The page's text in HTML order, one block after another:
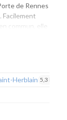
de Rennes
Facilement
commun, elle
louer
Loc Eco.
solution
Herblain 5,3 km